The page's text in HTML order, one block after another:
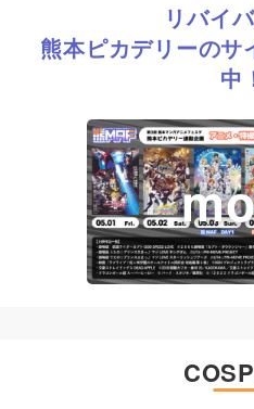
リバイ
熊本ピカデリーのサ
中